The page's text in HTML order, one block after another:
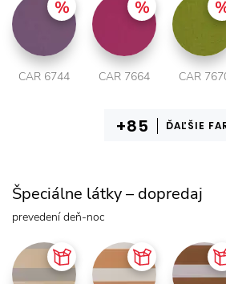
CAR 6744 CAR 7664 CAR
ĎAĽŠIE
Špeciálne látky – dopredaj
prevedení deň-noc